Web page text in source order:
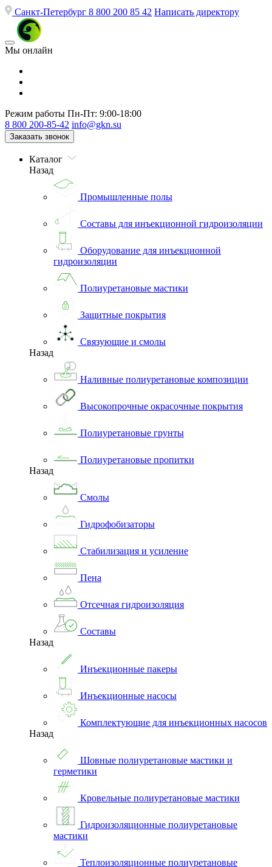
Санкт-Петербург 8 800 200 85 42 Написать директору
Мы онлайн
Режим работы Пн-Пт: 9:00-18:00
8 800 200-85-42 info@gkn.su
Заказать звонок
Каталог
Назад
Промышленные полы
Составы для инъекционной гидроизоляции
Оборудование для инъекционной
гидроизоляции
Полиуретановые мастики
Защитные покрытия
Связующие и смолы
Назад
Наливные полиуретановые композиции
Высокопрочные окрасочные покрытия
Полиуретановые грунты
Полиуретановые пропитки
Назад
Смолы
Гидрофобизаторы
Стабилизация и усиление
Пена
Отсечная гидроизоляция
Составы
Назад
Инъекционные пакеры
Инъекционные насосы
Комплектующие для инъекционных насосов
Назад
Шовные полиуретановые мастики и
герметики
Кровельные полиуретановые мастики
Гидроизоляционные полиуретановые
мастики
Теплоизоляционные полиуретановые